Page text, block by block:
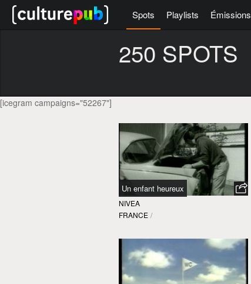
Spots Playlists Émissions
250 SPOTS
[icegram campaigns="52267"]
Un enfant heureux
NIVEA
FRANCE /